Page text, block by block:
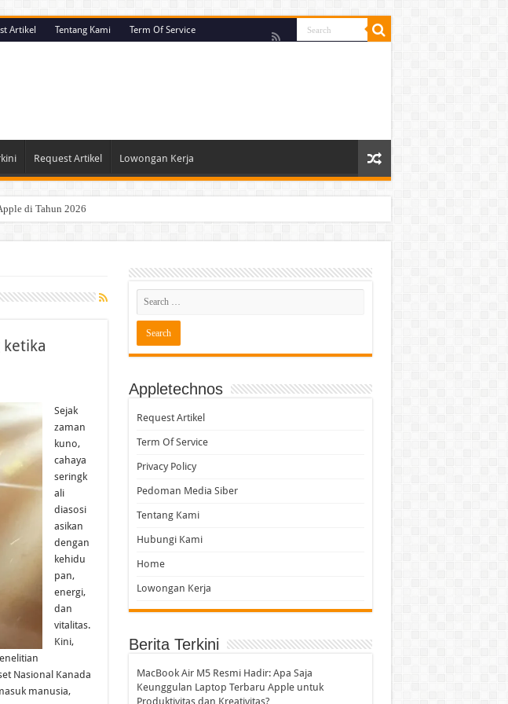
Artikel Tentang Kami Term Of Service
Request Artikel Lowongan Kerja
di Tahun 2026
yang Paling Terasa
untuk Produktivitas dan Kreativitas?
Wajib Dicoba Pengguna Baru
Penggunaannya
Mengubah Cara Pengguna Beraktivitas
Sejak
zaman
kuno,
cahaya
seringk
ali
diasosi
asikan
dengan
kehidu
pan,
energi,
dan
vitalitas.
Kini,
Nasional Kanada
manusia,
Appletechnos
Request Artikel
Term Of Service
Privacy Policy
Pedoman Media Siber
Tentang Kami
Hubungi Kami
Home
Lowongan Kerja
Berita Terkini
MacBook Air M5 Resmi Hadir: Apa Saja
Keunggulan Laptop Terbaru Apple untuk
Produktivitas dan Kreativitas?